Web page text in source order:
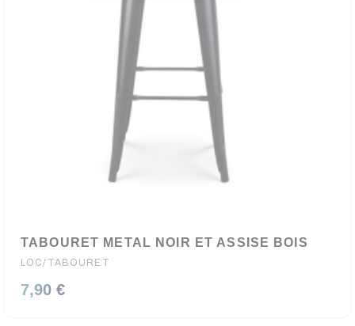
TABOURET METAL NOIR ET ASSISE BOIS
LOC/TABOURET
7,90 €